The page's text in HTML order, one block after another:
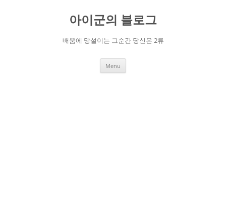
아이군의 블로그
배움에 망설이는 그순간 당신은 2류
Menu